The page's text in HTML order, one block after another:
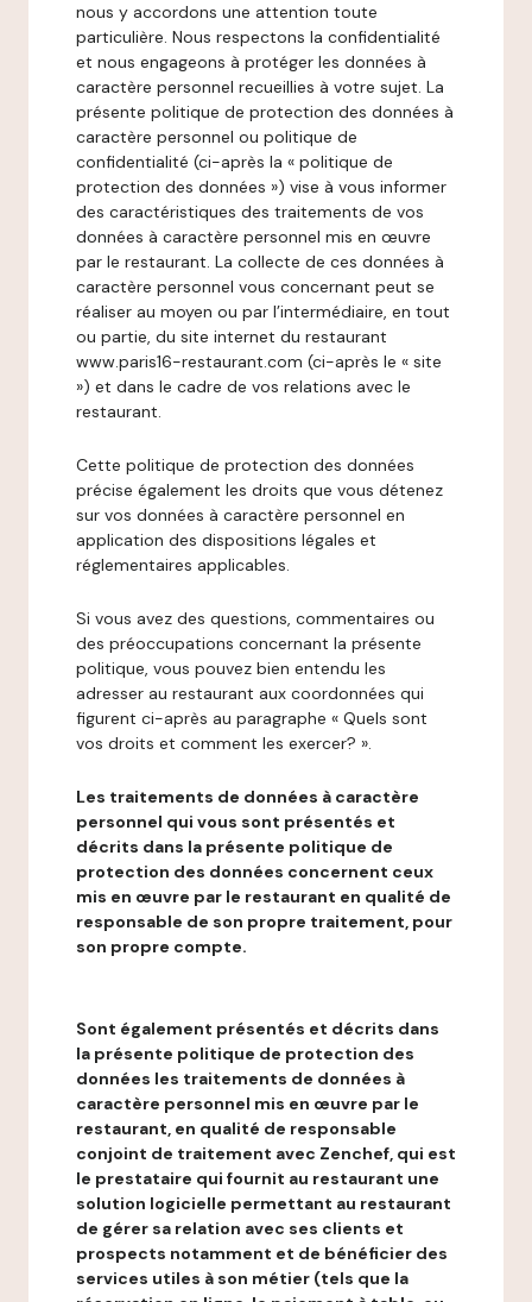
nous y accordons une attention toute
particulière. Nous respectons la confidentialité
et nous engageons à protéger les données à
caractère personnel recueillies à votre sujet. La
présente politique de protection des données à
caractère personnel ou politique de
confidentialité (ci-après la « politique de
protection des données ») vise à vous informer
des caractéristiques des traitements de vos
données à caractère personnel mis en œuvre
par le restaurant. La collecte de ces données à
caractère personnel vous concernant peut se
réaliser au moyen ou par l’intermédiaire, en tout
ou partie, du site internet du restaurant
www.paris16-restaurant.com (ci-après le « site
») et dans le cadre de vos relations avec le
restaurant.
Cette politique de protection des données
précise également les droits que vous détenez
sur vos données à caractère personnel en
application des dispositions légales et
réglementaires applicables.
Si vous avez des questions, commentaires ou
des préoccupations concernant la présente
politique, vous pouvez bien entendu les
adresser au restaurant aux coordonnées qui
figurent ci-après au paragraphe « Quels sont
vos droits et comment les exercer? ».
Les traitements de données à caractère
personnel qui vous sont présentés et
décrits dans la présente politique de
protection des données concernent ceux
mis en œuvre par le restaurant en qualité de
responsable de son propre traitement, pour
son propre compte.
Sont également présentés et décrits dans
la présente politique de protection des
données les traitements de données à
caractère personnel mis en œuvre par le
restaurant, en qualité de responsable
conjoint de traitement avec Zenchef, qui est
le prestataire qui fournit au restaurant une
solution logicielle permettant au restaurant
de gérer sa relation avec ses clients et
prospects notamment et de bénéficier des
services utiles à son métier (tels que la